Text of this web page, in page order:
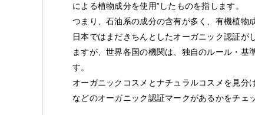
による植物成分を使用”したものを指します。
つまり、石油系の成分の含有が多く、有機植物
日本ではまだきちんとしたオーガニック認証
ますが、世界各国の機関は、独自のルール・基
す。
オーガニックコスメとナチュラルコスメを見分
などのオーガニック認証マークがあるかをチェ